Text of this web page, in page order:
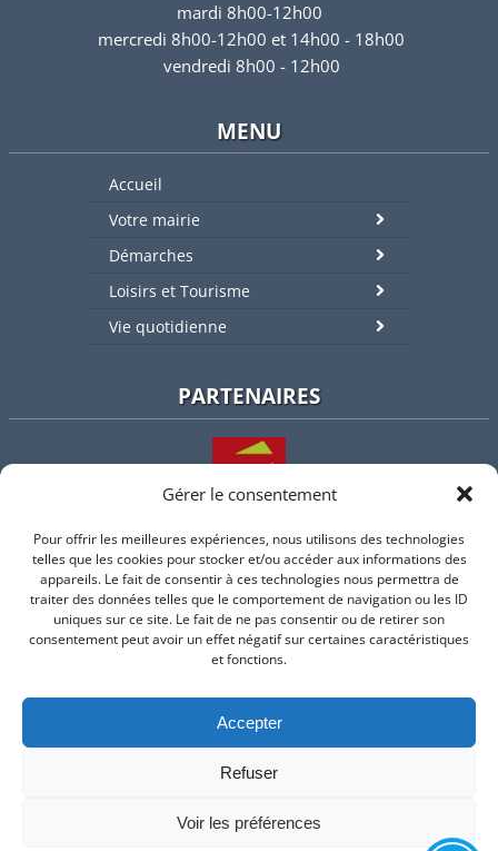
Gérer le consentement
Pour offrir les meilleures expériences, nous utilisons des technologies
telles que les cookies pour stocker et/ou accéder aux informations des
appareils. Le fait de consentir à ces technologies nous permettra de
traiter des données telles que le comportement de navigation ou les ID
uniques sur ce site. Le fait de ne pas consentir ou de retirer son
consentement peut avoir un effet négatif sur certaines caractéristiques
et fonctions.
Accepter
Refuser
Voir les préférences
mardi 8h00-12h00
mercredi 8h00-12h00 et 14h00 - 18h00
vendredi 8h00 - 12h00
MENU
Accueil
Votre mairie
Démarches
Loisirs et Tourisme
Vie quotidienne
PARTENAIRES
L'intercommunalité
Intramuros
Suivez-nous sur Facebook
Site